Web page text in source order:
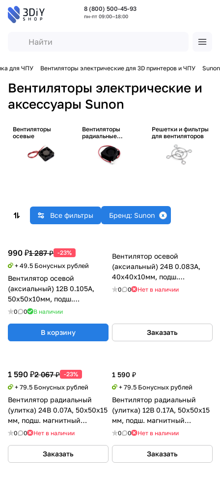
8 (800) 500-45-93
пн-пт 09:00—18:00
для ЧПУ Вентиляторы электрические для 3D принтеров и ЧПУ Sunon
Вентиляторы электрические и
аксессуары Sunon
Вентиляторы
осевые
Вентиляторы
радиальные
Решетки и фильтры
для вентиляторов
Все фильтры Бренд: Sunon
990 ₽1 287 ₽ -23%
+ 49.5 Бонусных рублей
Вентилятор осевой
(аксиальный) 12В 0.105А,
50х50х10мм, подш.
магнитный (MagLev), Sunon
0 0 В наличии
В корзину
Вентилятор осевой
(аксиальный) 24В 0.083А,
40х40х10мм, подш.
магнитный (MagLev), Sunon
0 0 Нет в наличии
Заказать
1 590 ₽2 067 ₽ -23%
+ 79.5 Бонусных рублей
Вентилятор радиальный
(улитка) 24В 0.07А, 50х50х15
мм, подш. магнитный
(MagLev), Sunon
0 0 Нет в наличии
Заказать
1 590 ₽
+ 79.5 Бонусных рублей
Вентилятор радиальный
(улитка) 12В 0.17А, 50х50х15
мм, подш. магнитный
(MagLev), Sunon
0 0 Нет в наличии
Заказать